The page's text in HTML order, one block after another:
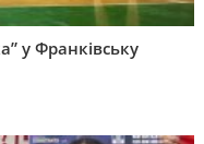
у Франківську